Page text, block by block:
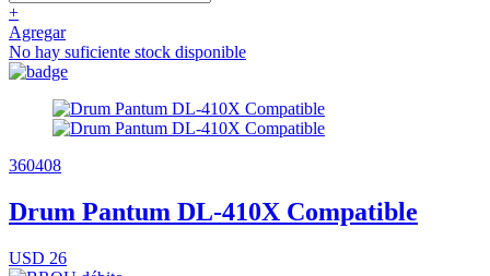
+
Agregar
No hay suficiente stock disponible
360408
Drum Pantum DL-410X Compatible
USD 26